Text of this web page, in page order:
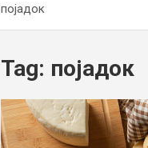
појадок
Tag: појадок